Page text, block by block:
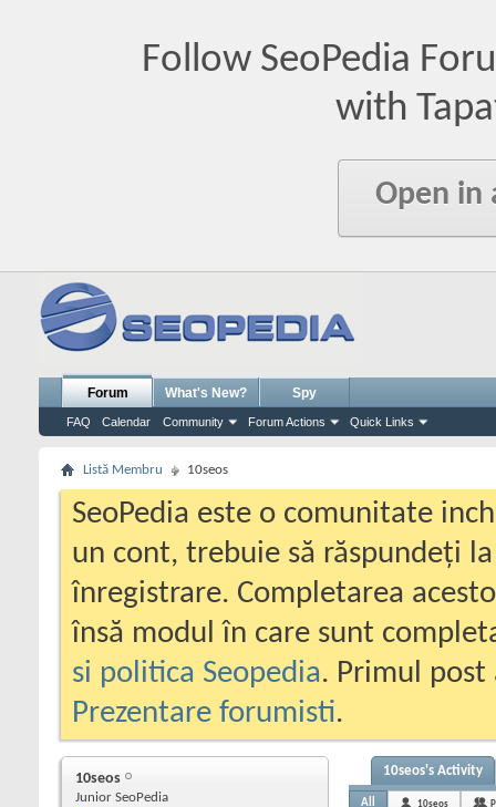
Follow SeoPedia
with
Open in
Forum
FAQ Calendar Community Forum Actions Quick Links
What's New? Spy
Listă Membru 10seos
SeoPedia este o comunitate
un cont, trebuie să răspundeți
înregistrare. Completarea
însă modul în care sunt
si politica Seopedia. Primul
Prezentare forumisti.
10seos
Junior SeoPedia
10seos's Activity
All 10seos